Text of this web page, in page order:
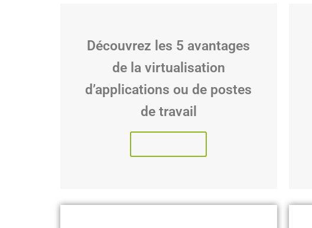
Découvrez les 5 avantages
de la virtualisation
d’applications ou de postes
de travail